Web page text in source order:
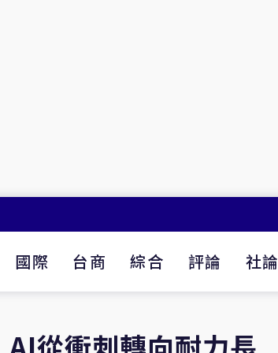
國際 台商 綜合 評論 社論